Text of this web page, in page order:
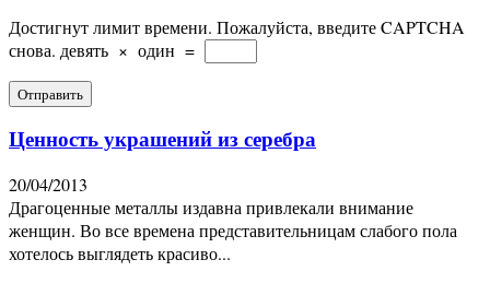
Достигнут лимит времени. Пожалуйста, введите CAPTCHA
снова. девять × один =
Ценность украшений из серебра
20/04/2013
Драгоценные металлы издавна привлекали внимание
женщин. Во все времена представительницам слабого пола
хотелось выглядеть красиво...